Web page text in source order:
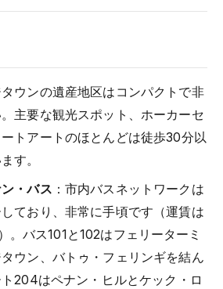
タウンの遺産地区はコンパクトで非
主要な観光スポット、ホーカーセ
トアートのほとんどは徒歩30分以
す。
・バス ：市内バスネットワークは
ており、非常に手頃です（運賃は
。バス101と102はフェリーターミ
ウン、バトゥ・フェリンギを結ん
204はペナン・ヒルとケック・ロ